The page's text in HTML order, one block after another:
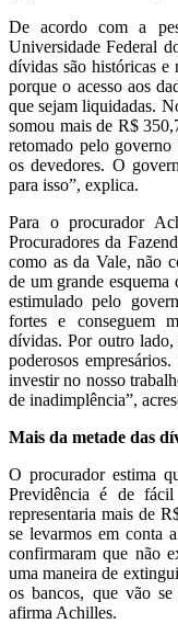
De acordo com a
Universidade Federal
dívidas são históricas e
porque o acesso aos
que sejam liquidadas.
somou mais de R$
retomado pelo governo
os devedores. O
para isso”, explica.
Para o procurador
Procuradores da
como as da Vale, não
de um grande esquema
estimulado pelo
fortes e conseguem
dívidas. Por outro lado,
poderosos
investir no nosso
de inadimplência”,
Mais da metade das
O procurador estima
Previdência é de fácil
representaria mais de
se levarmos em conta
confirmaram que não
uma maneira de
os bancos, que vão
afirma Achilles.